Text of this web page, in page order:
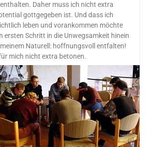
Daher muss ich nicht extra
gottgegeben ist. Und dass ich
leben und vorankommen möchte
ersten Schritt in die Unwegsamkeit hinein
Naturell: hoffnungsvoll entfalten!
mich nicht extra betonen.